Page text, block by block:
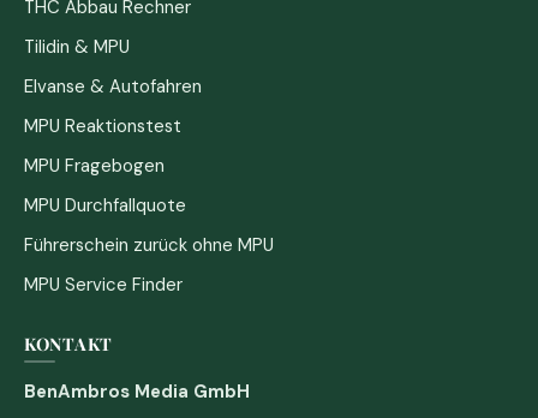
THC Abbau Rechner
Tilidin & MPU
Elvanse & Autofahren
MPU Reaktionstest
MPU Fragebogen
MPU Durchfallquote
Führerschein zurück ohne MPU
MPU Service Finder
KONTAKT
BenAmbros Media GmbH